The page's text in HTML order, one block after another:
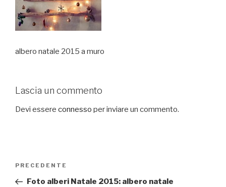
albero natale 2015 a muro
Lascia un commento
Devi essere connesso per inviare un commento.
Navigazione
Articolo
precedente:
PRECEDENTE
Foto alberi Natale 2015: albero natale